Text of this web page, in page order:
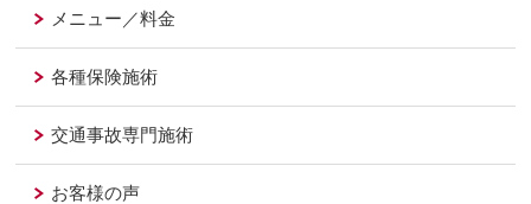
メニュー／料金
各種保険施術
交通事故専門施術
お客様の声